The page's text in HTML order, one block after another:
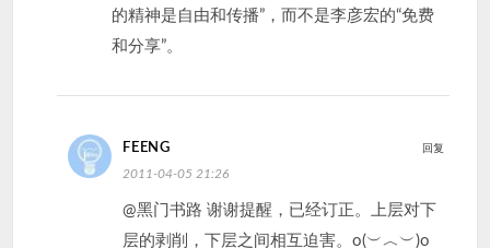
的精神是自由和传播”，而不是李彦宏的“免费
和分享”。
FEENG
2011-04-05 21:26
@黑门书路 谢谢提醒，已经订正。上层对下
层的剥削，下层之间相互迫害。o(︶︿︶)o
回复